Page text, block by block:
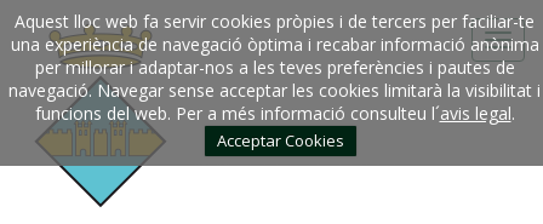
Aquest lloc web fa servir cookies pròpies i de tercers per faciliar-te
una experiència de navegació òptima i recabar informació anònima
per millorar i adaptar-nos a les teves preferències i pautes de
navegació. Navegar sense acceptar les cookies limitarà la visibilitat i
funcions del web. Per a més informació consulteu l´avis legal.
Acceptar Cookies